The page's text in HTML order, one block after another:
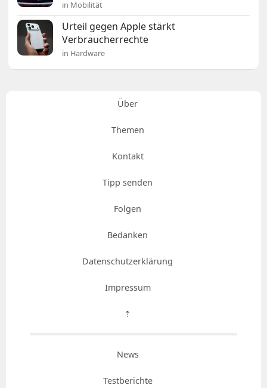
in Mobilität
Urteil gegen Apple stärkt
Verbraucherrechte
in Hardware
Über
Themen
Kontakt
Tipp senden
Folgen
Bedanken
Datenschutzerklärung
Impressum
⇡
News
Testberichte